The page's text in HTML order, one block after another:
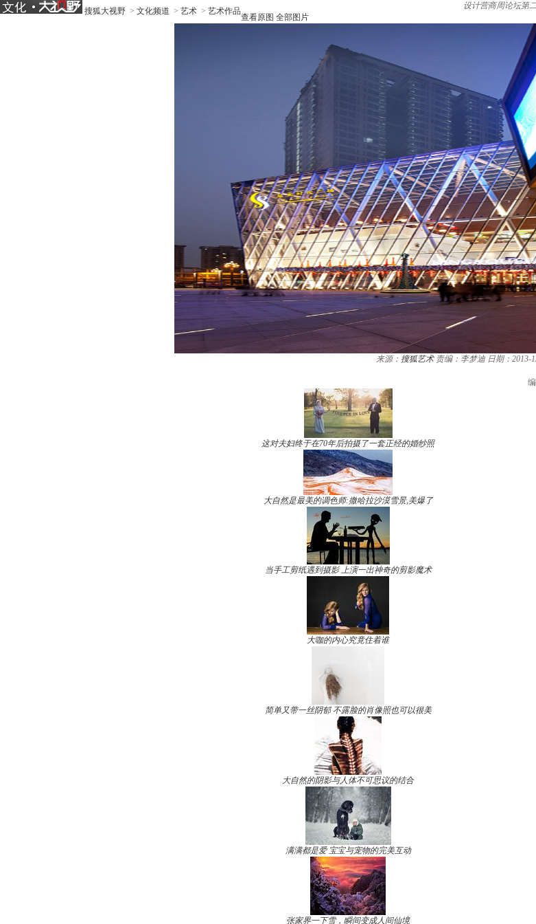
搜狐大视野 > 文化频道 > 艺术 > 艺术作品
设计营商周论坛第
查看原图 全部图片
来源： 搜狐艺术 责编：李梦迪 日期：2013-
这对夫妇终于在70年后拍摄了一套正经的婚纱照
大自然是最美的调色师:撒哈拉沙漠雪景,美爆了
当手工剪纸遇到摄影 上演一出神奇的剪影魔术
大咖的内心究竟住着谁
简单又带一丝阴郁 不露脸的肖像照也可以很美
大自然的阴影与人体不可思议的结合
满满都是爱 宝宝与宠物的完美互动
张家界一下雪，瞬间变成人间仙境